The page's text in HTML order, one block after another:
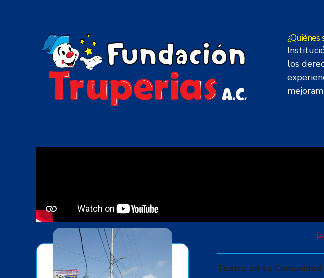
¿Quiénes
los
Teatro en tu Comunidad